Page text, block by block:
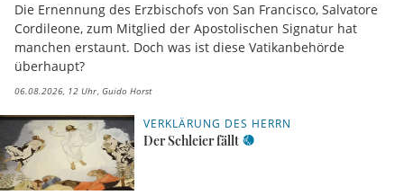
Die Ernennung des Erzbischofs von San Francisco, Salvatore
Cordileone, zum Mitglied der Apostolischen Signatur hat
manchen erstaunt. Doch was ist diese Vatikanbehörde
überhaupt?
06.08.2026, 12 Uhr Guido Horst
VERKLÄRUNG DES HERRN
Der Schleier fällt